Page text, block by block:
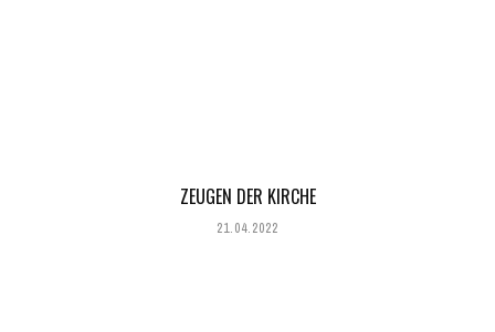
ZEUGEN DER KIRCHE
21.04.2022